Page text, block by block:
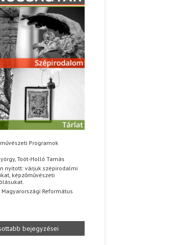
Programok
Toót-Holló Tamás
nyitott: várjuk szépirodalmi
képzőművészeti
Református
bejegyzései